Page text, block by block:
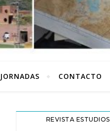
JORNADAS CONTACTO
REVISTA ESTUDIOS